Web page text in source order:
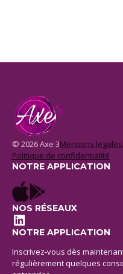
© 2026 Axe 3Mentions legales
Politique de confidentialité
NOTRE APPLICATION
NOS RÉSEAUX
LinkedIn
NOTRE APPLICATION
Inscrivez-vous dès
régulièrement quelques